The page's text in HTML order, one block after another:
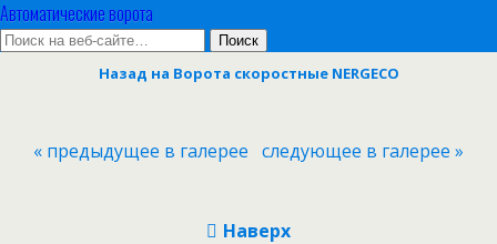
Автоматические ворота
Назад на Ворота скоростные NERGECO
« предыдущее в галерее следующее в галерее »
Наверх